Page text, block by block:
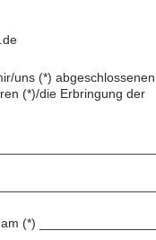
uns (*) abgeschlossenen
(*)/die Erbringung der
(*)